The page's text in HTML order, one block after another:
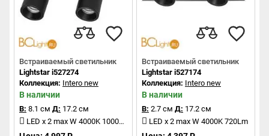
Встраиваемый светильник
Lightstar i527274
Коллекция: Intero new
В наличии
В: 8.1 см Д: 17.2 см
LED x 2 max W 4000K 1000Lm
Встраиваемый светильник
Lightstar i527174
Коллекция: Intero new
В наличии
В: 2.7 см Д: 17.2 см
LED x 2 max W 4000K 720Lm